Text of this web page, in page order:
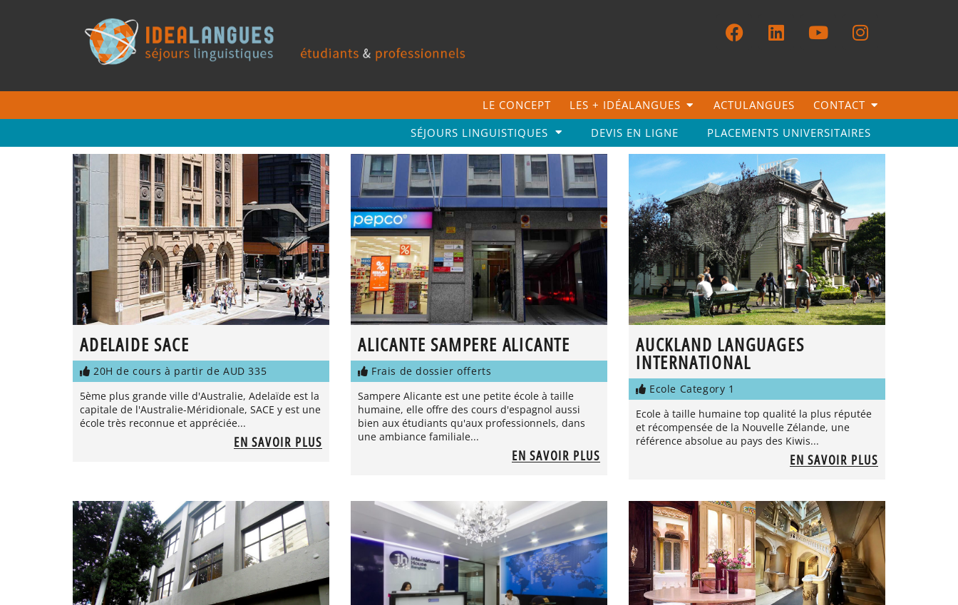
LE CONCEPT LES + IDÉALANGUES ACTULANGUES
CONTACT
SÉJOURS LINGUISTIQUES
DEVIS EN LIGNE PLACEMENTS UNIVERSITAIRES
ADELAIDE SACE
20H de cours à partir de AUD 335
5ème plus grande ville d'Australie, Adelaïde est la
capitale de l'Australie-Méridionale, SACE y est une
école très reconnue et appréciée...
EN SAVOIR PLUS
ALICANTE SAMPERE ALICANTE
Frais de dossier offerts
Sampere Alicante est une petite école à taille
humaine, elle offre des cours d'espagnol aussi
bien aux étudiants qu'aux professionnels, dans
une ambiance familiale...
EN SAVOIR PLUS
AUCKLAND LANGUAGES
INTERNATIONAL
Ecole Category 1
Ecole à taille humaine top qualité la plus réputée
et récompensée de la Nouvelle Zélande, une
référence absolue au pays des Kiwis...
EN SAVOIR PLUS